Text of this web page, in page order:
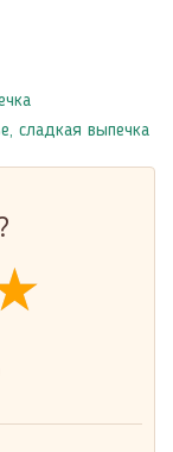
, сладкая выпечка